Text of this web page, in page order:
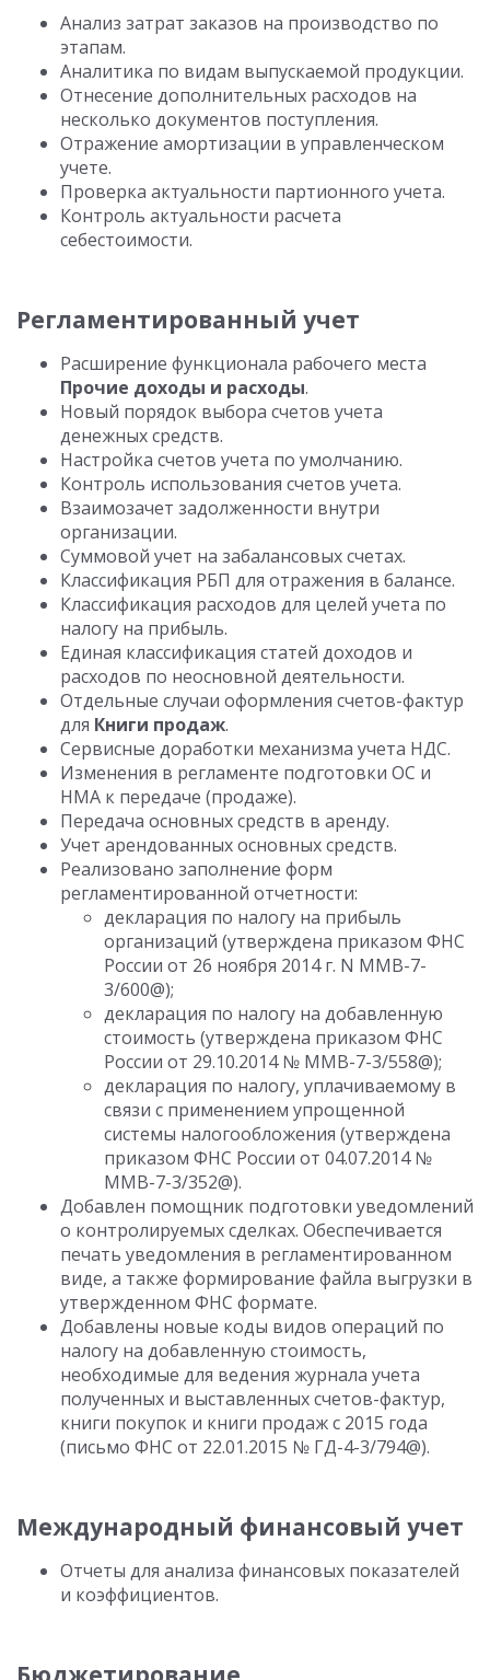
Анализ затрат заказов на производство по
этапам.
Аналитика по видам выпускаемой продукции.
Отнесение дополнительных расходов на
несколько документов поступления.
Отражение амортизации в управленческом
учете.
Проверка актуальности партионного учета.
Контроль актуальности расчета
себестоимости.
Регламентированный учет
Расширение функционала рабочего места
Прочие доходы и расходы.
Новый порядок выбора счетов учета
денежных средств.
Настройка счетов учета по умолчанию.
Контроль использования счетов учета.
Взаимозачет задолженности внутри
организации.
Суммовой учет на забалансовых счетах.
Классификация РБП для отражения в балансе.
Классификация расходов для целей учета по
налогу на прибыль.
Единая классификация статей доходов и
расходов по неосновной деятельности.
Отдельные случаи оформления счетов-фактур
для Книги продаж.
Сервисные доработки механизма учета НДС.
Изменения в регламенте подготовки ОС и
НМА к передаче (продаже).
Передача основных средств в аренду.
Учет арендованных основных средств.
Реализовано заполнение форм
регламентированной отчетности:
декларация по налогу на прибыль
организаций (утверждена приказом ФНС
России от 26 ноября 2014 г. N ММВ-7-
3/600@);
декларация по налогу на добавленную
стоимость (утверждена приказом ФНС
России от 29.10.2014 № ММВ-7-3/558@);
декларация по налогу, уплачиваемому в
связи с применением упрощенной
системы налогообложения (утверждена
приказом ФНС России от 04.07.2014 №
ММВ-7-3/352@).
Добавлен помощник подготовки уведомлений
о контролируемых сделках. Обеспечивается
печать уведомления в регламентированном
виде, а также формирование файла выгрузки в
утвержденном ФНС формате.
Добавлены новые коды видов операций по
налогу на добавленную стоимость,
необходимые для ведения журнала учета
полученных и выставленных счетов-фактур,
книги покупок и книги продаж с 2015 года
(письмо ФНС от 22.01.2015 № ГД-4-3/794@).
Международный финансовый учет
Отчеты для анализа финансовых показателей
и коэффициентов.